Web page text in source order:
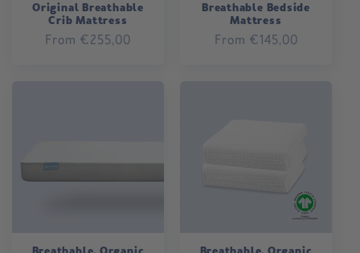
Original Breathable
Crib Mattress
Regular
From €255,00
Breathable Bedside
Mattress
Regular
From €145,00